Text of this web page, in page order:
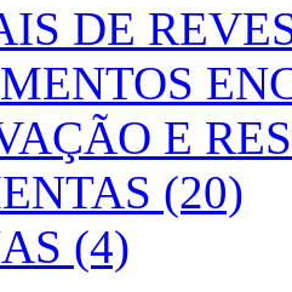
DE
E
(20)
(4)